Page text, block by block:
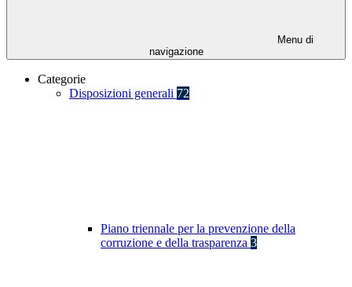
Menu di
navigazione
Categorie
Disposizioni generali 72
Piano triennale per la prevenzione della
corruzione e della trasparenza 3